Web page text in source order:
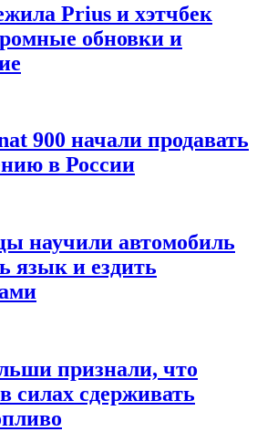
Prius и хэтчбек
обновки и
900 начали продавать
в России
научили автомобиль
язык и ездить
признали, что
силах сдерживать